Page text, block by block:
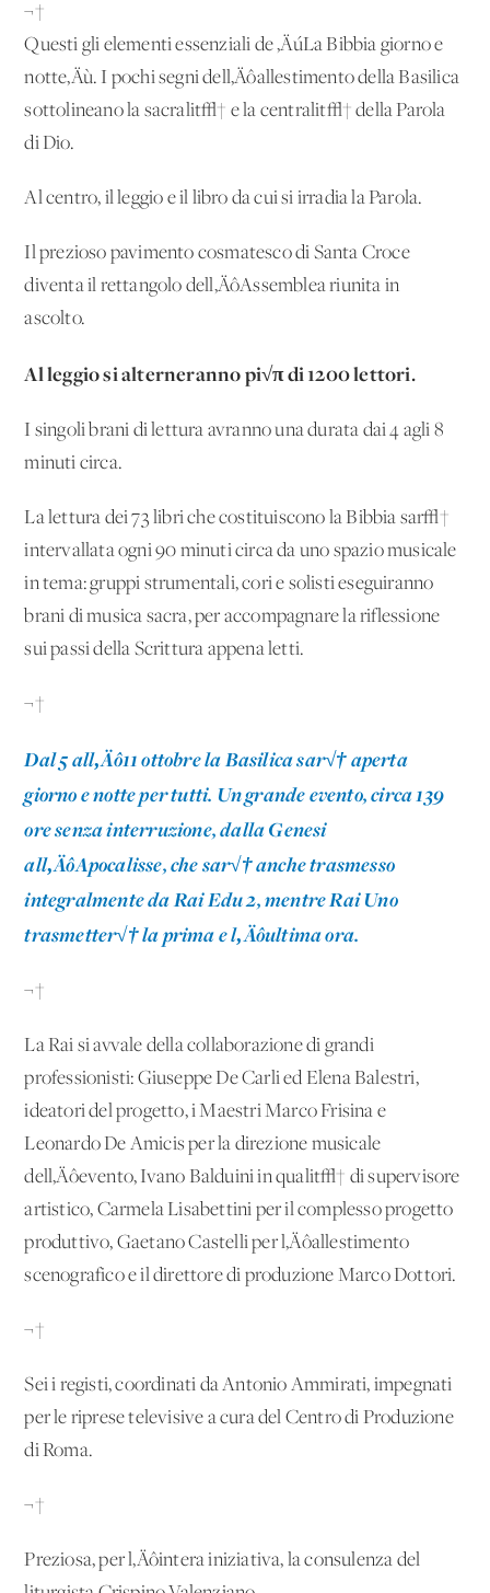
¬†
Questi gli elementi essenziali de ‚ÄúLa Bibbia giorno e
notte‚Äù. I pochi segni dell‚Äôallestimento della Basilica
sottolineano la sacralit√† e la centralit√† della Parola
di Dio.
Al centro, il leggio e il libro da cui si irradia la Parola.
Il prezioso pavimento cosmatesco di Santa Croce
diventa il rettangolo dell‚ÄôAssemblea riunita in
ascolto.
Al leggio si alterneranno pi√π di 1200 lettori.
I singoli brani di lettura avranno una durata dai 4 agli 8
minuti circa.
La lettura dei 73 libri che costituiscono la Bibbia sar√†
intervallata ogni 90 minuti circa da uno spazio musicale
in tema: gruppi strumentali, cori e solisti eseguiranno
brani di musica sacra, per accompagnare la riflessione
sui passi della Scrittura appena letti.
¬†
Dal 5 all‚Äô11 ottobrela Basilicasar√† aperta
giorno e notte per tutti. Un grande evento, circa 139
ore senza interruzione, dalla Genesi
all‚ÄôApocalisse, che sar√† anche trasmesso
integralmente da Rai Edu 2, mentre Rai Uno
trasmetter√† la prima e l‚Äôultima ora.
¬†
La Rai si avvale della collaborazione di grandi
professionisti: Giuseppe De Carli ed Elena Balestri,
ideatori del progetto, i Maestri Marco Frisina e
Leonardo De Amicis per la direzione musicale
dell‚Äôevento, Ivano Balduini in qualit√† di supervisore
artistico, Carmela Lisabettini per il complesso progetto
produttivo, Gaetano Castelli per l‚Äôallestimento
scenografico e il direttore di produzione Marco Dottori.
¬†
Sei i registi, coordinati da Antonio Ammirati, impegnati
per le riprese televisive a cura del Centro di Produzione
di Roma.
¬†
Preziosa, per l‚Äôintera iniziativa, la consulenza del